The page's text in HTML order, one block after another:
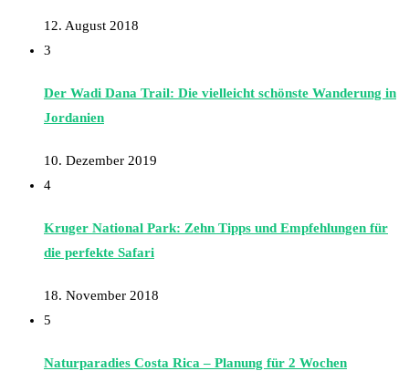
12. August 2018
3
Der Wadi Dana Trail: Die vielleicht schönste Wanderung in
Jordanien
10. Dezember 2019
4
Kruger National Park: Zehn Tipps und Empfehlungen für
die perfekte Safari
18. November 2018
5
Naturparadies Costa Rica – Planung für 2 Wochen